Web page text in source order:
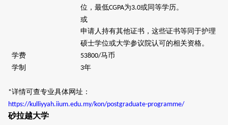
位，最低CGPA为3.0或同等学历。
或
申请人持有其他证书，这些证书等同于护理
硕士学位或大学参议院认可的相关资格。
学费
53800/马币
学制
3年
*详情可查专业具体网址：
https://kulliyyah.iium.edu.my/kon/postgraduate-programme/
砂拉越大学